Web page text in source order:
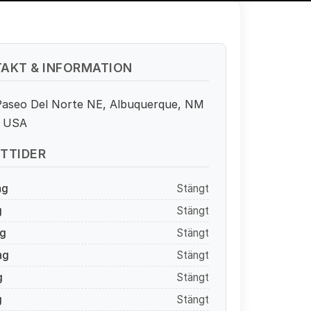
& INFORMATION
Del Norte NE, Albuquerque, NM
USA
Stängt
Stängt
Stängt
Stängt
Stängt
Stängt